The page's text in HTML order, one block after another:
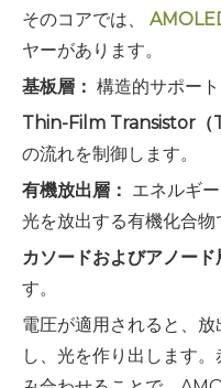
そのコアでは、
ヤーがあります。
基板層： 構造的サポート
Thin-Film Transistor（
の流れを制御します。
有機放出層： エネルギ
光を放出する有機化合物
カソードおよびアノード
す。
電圧が適用されると、
し、光を作り出します